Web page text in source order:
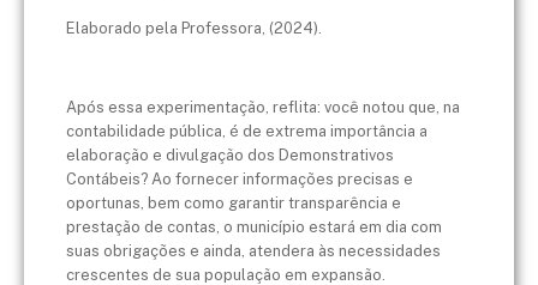
Elaborado pela Professora, (2024).
Após essa experimentação, reflita: você notou que, na
contabilidade pública, é de extrema importância a
elaboração e divulgação dos Demonstrativos
Contábeis? Ao fornecer informações precisas e
oportunas, bem como garantir transparência e
prestação de contas, o município estará em dia com
suas obrigações e ainda, atendera às necessidades
crescentes de sua população em expansão.